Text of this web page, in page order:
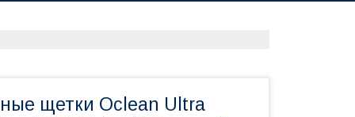
щетки Oclean Ultra